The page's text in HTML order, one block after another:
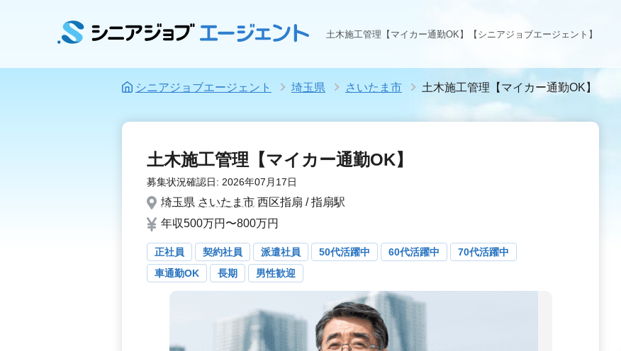
土木施工管理【マイカー通勤OK】【シニアジョブエージェント】
シニアジョブエージェント 埼玉県 さいたま市 土木施工管理【マイカー通勤OK】
土木施工管理【マイカー通勤OK】
募集状況確認日: 2026年07月17日
埼玉県 さいたま市 西区指扇 / 指扇駅
年収500万円〜800万円
正社員 契約社員 派遣社員 50代活躍中 60代活躍中
70代活躍中
車通勤OK
長期 男性歓迎